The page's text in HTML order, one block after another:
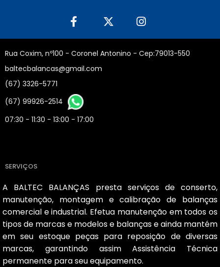
Rua Coxim, nº100 - Coronel Antonino - Cep:79013-550
baltecbalancas@gmail.com
(67) 3326-5771
(67) 99926-2514
07:30 - 11:30 - 13:00 - 17:00
SERVIÇOS
A BALTEC BALANÇAS presta serviços de conserto,
manutenção, montagem e calibração de balanças
comercial e industrial. Efetua manutenção em todos os
tipos de marcas e modelos e balanças e ainda mantém
em seu estoque peças para reposição de diversas
marcas, garantindo assim Assistência Técnica
permanente para seu equipamento.